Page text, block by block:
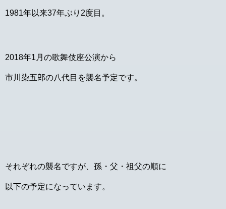
1981年以来37年ぶり2度目。
2018年1月の歌舞伎座公演から
市川染五郎の八代目を襲名予定です。
それぞれの襲名ですが、孫・父・祖父の順に
以下の予定になっています。